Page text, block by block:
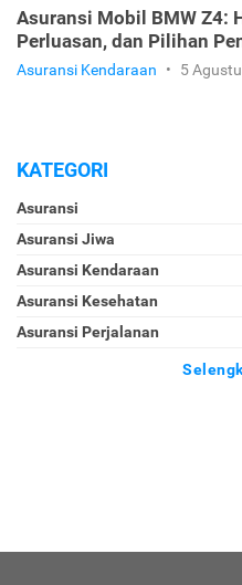
Asuransi Mobil BMW Z4:
Perluasan, dan Pilihan
Asuransi Kendaraan • 5
KATEGORI
Asuransi
Asuransi Jiwa
Asuransi Kendaraan
Asuransi Kesehatan
Asuransi Perjalanan